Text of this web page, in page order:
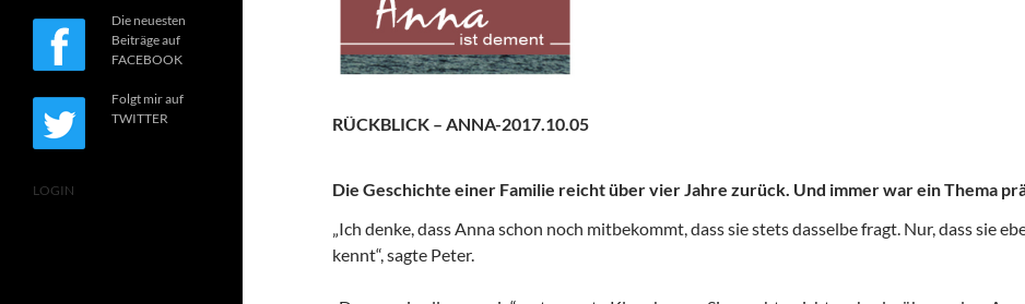
RÜCKBLICK – ANNA-2017.10.05
Die Geschichte einer Familie reicht über vier Jahre zurück. Und immer war ein Thema
„Ich denke, dass Anna schon noch mitbekommt, dass sie stets dasselbe fragt. Nur, dass sie
kennt“, sagte Peter.
Die neuesten
Beiträge auf
FACEBOOK
Folgt mir auf
TWITTER
LOGIN